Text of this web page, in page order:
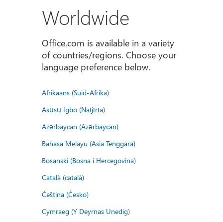
Worldwide
Office.com is available in a variety
of countries/regions. Choose your
language preference below.
Afrikaans (Suid-Afrika)
Asụsụ Igbo (Naịjịrịa)
Azərbaycan (Azərbaycan)
Bahasa Melayu (Asia Tenggara)
Bosanski (Bosna i Hercegovina)
Català (català)
Čeština (Česko)
Cymraeg (Y Deyrnas Unedig)